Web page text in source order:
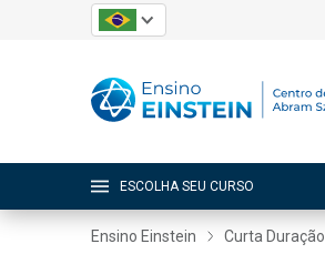
ESCOLHA SEU CURSO
Ensino Einstein Curta Duração